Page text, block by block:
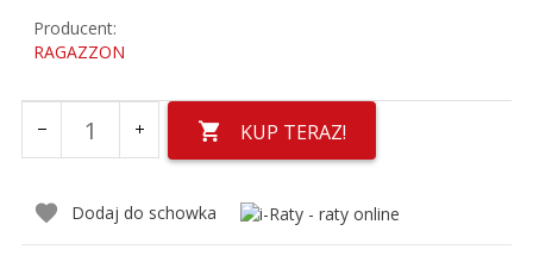
Producent:
RAGAZZON
KUP TERAZ!
Dodaj do schowka